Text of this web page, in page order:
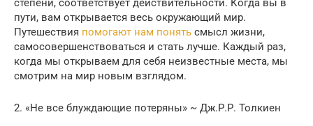
степени, соответствует действительности. Когда вы в
пути, вам открывается весь окружающий мир.
Путешествия помогают нам понять смысл жизни,
самосовершенствоваться и стать лучше. Каждый раз,
когда мы открываем для себя неизвестные места, мы
смотрим на мир новым взглядом.
2. «Не все блуждающие потеряны» ~ Дж.Р.Р. Толкиен